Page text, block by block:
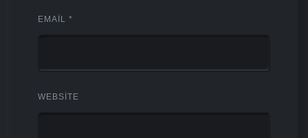
EMAIL *
WEBSITE